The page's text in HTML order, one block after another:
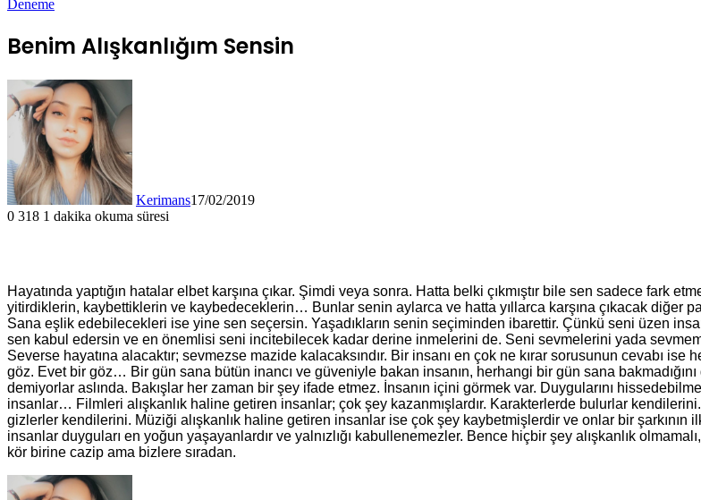
Deneme
Benim Alışkanlığım Sensin
Kerimans17/02/2019
0 318 1 dakika okuma süresi
Hayatında yaptığın hatalar elbet karşına çıkar. Şimdi veya sonra. Hatta belki çıkmıştır bile sen sadece fark
yitirdiklerin, kaybettiklerin ve kaybedeceklerin… Bunlar senin aylarca ve hatta yıllarca karşına çıkacak diğer
Sana eşlik edebilecekleri ise yine sen seçersin. Yaşadıkların senin seçiminden ibarettir. Çünkü seni üzen
sen kabul edersin ve en önemlisi seni incitebilecek kadar derine inmelerini de. Seni sevmelerini yada
Severse hayatına alacaktır; sevmezse mazide kalacaksındır. Bir insanı en çok ne kırar sorusunun cevabı
göz. Evet bir göz… Bir gün sana bütün inancı ve güveniyle bakan insanın, herhangi bir gün sana
demiyorlar aslında. Bakışlar her zaman bir şey ifade etmez. İnsanın içini görmek var. Duygularını
insanlar… Filmleri alışkanlık haline getiren insanlar; çok şey kazanmışlardır. Karakterlerde bulurlar
gizlerler kendilerini. Müziği alışkanlık haline getiren insanlar ise çok şey kaybetmişlerdir ve onlar bir şarkının
insanlar duyguları en yoğun yaşayanlardır ve yalnızlığı kabullenemezler. Bence hiçbir şey alışkanlık
kör birine cazip ama bizlere sıradan.